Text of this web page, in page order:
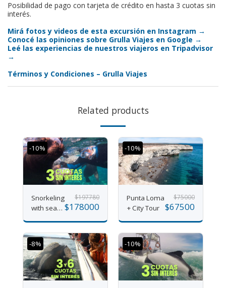
Posibilidad de pago con tarjeta de crédito en hasta 3 cuotas sin
interés.
Mirá fotos y videos de esta excursión en Instagram →
Conocé las opiniones sobre Grulla Viajes en Google →
Leé las experiencias de nuestros viajeros en Tripadvisor
→
Términos y Condiciones – Grulla Viajes
Related products
-10%
Snorkeling
with sea
$197780
$178000
-10%
Punta Loma
+ City Tour
$75000
$67500
-8% -10%